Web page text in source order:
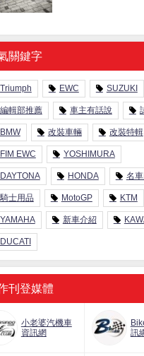
合金排氣管、
後避震、HONDA頭
關鍵字
Triumph EWC SUZUKI
編輯部推薦 車主有話說
BMW 改裝車輛 改裝特輯
FIM EWC YOSHIMURA
DAYTONA HONDA 名
騎士用品 MotoGP KTM
YAMAHA 新車介紹
DUCATI
刊登媒體
小老婆汽機車
資訊網
訊